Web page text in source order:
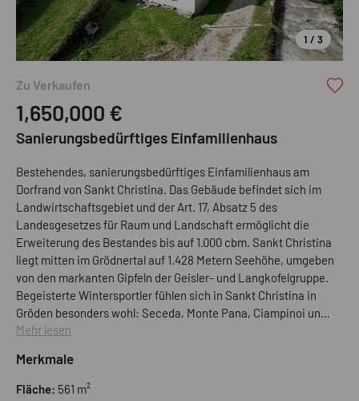
1 / 3
Zu Verkaufen
1,650,000 €
Sanierungsbedürftiges Einfamilienhaus
Bestehendes, sanierungsbedürftiges Einfamilienhaus am
Dorfrand von Sankt Christina. Das Gebäude befindet sich im
Landwirtschaftsgebiet und der Art. 17, Absatz 5 des
Landesgesetzes für Raum und Landschaft ermöglicht die
Erweiterung des Bestandes bis auf 1.000 cbm. Sankt Christina
liegt mitten im Grödnertal auf 1.428 Metern Seehöhe, umgeben
von den markanten Gipfeln der Geisler- und Langkofelgruppe.
Begeisterte Wintersportler fühlen sich in Sankt Christina in
Gröden besonders wohl: Seceda, Monte Pana, Ciampinoi und
Col Raiser nennen sich die großen Pistenreviere in Gröden, die
Verbindung zum benachbarten Skigebiet Seiser Alm ist
ebenfalls gegeben. Im Sommer lädt die einmalige
Mehr lesen
Merkmale
Fläche: 561 m²